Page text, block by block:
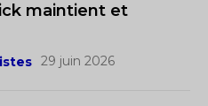
maintient et
29 juin 2026